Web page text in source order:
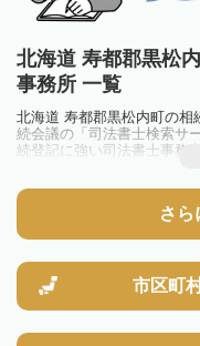
北海道 寿都郡黒松
事務所 一覧
北海道 寿都郡黒松内町の相
続会議の「司法書士検索サ
続登記に強い司法書士事務
ブルやお悩みを抱えている
2024年4月1日から相続登記
不動産を相続した場合、相
10万円以下の過料が科せら
相続登記は法律で定められ
す。その他の相続手続きも
また、義務化に伴い、相続
ましょう。司法書士への相
さら
市区町